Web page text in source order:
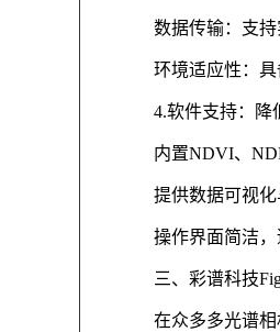
数据传输：支
环境适应性：
4.软件支持：降
内置NDVI、
提供数据可视
操作界面简洁
三、彩谱科技
在众多多光谱